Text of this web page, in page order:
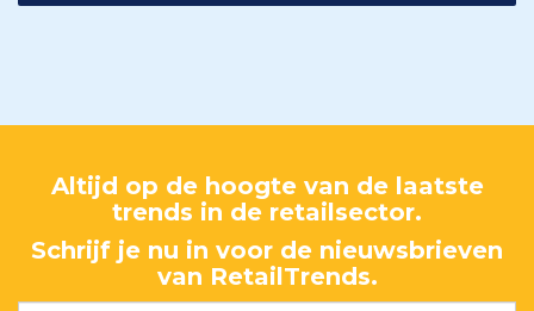
Altijd op de hoogte van de laatste
trends in de retailsector.
Schrijf je nu in voor de nieuwsbrieven
van RetailTrends.